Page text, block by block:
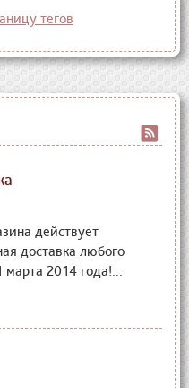
тегов
действует
доставка любого
марта 2014 года!...